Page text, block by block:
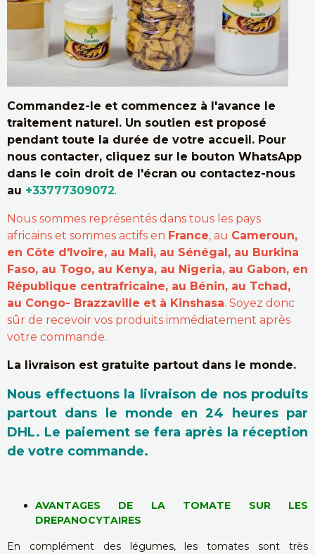
Commandez-le et commencez à l'avance le
traitement naturel. Un soutien est proposé
pendant toute la durée de votre accueil. Pour
nous contacter, cliquez sur le bouton WhatsApp
dans le coin droit de l'écran ou contactez-nous
au +33777309072.
Nous sommes représentés dans tous les pays
africains et sommes actifs en France, au Cameroun,
en Côte d'Ivoire, au Mali, au Sénégal, au Burkina
Faso, au Togo, au Kenya, au Nigeria, au Gabon, en
République centrafricaine, au Bénin, au Tchad,
au Congo- Brazzaville et à Kinshasa. Soyez donc
sûr de recevoir vos produits immédiatement après
votre commande.
La livraison est gratuite partout dans le monde.
Nous effectuons la livraison de nos produits
partout dans le monde en 24 heures par
DHL. Le paiement se fera après la réception
de votre commande.
AVANTAGES DE LA TOMATE SUR LES
DREPANOCYTAIRES
En complément des légumes, les tomates sont très